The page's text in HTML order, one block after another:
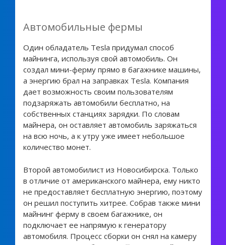
Автомобильные фермы
Один обладатель Tesla придумал способ
майнинга, используя свой автомобиль. Он
создал мини-ферму прямо в багажнике машины,
а энергию брал на заправках Tesla. Компания
дает возможность своим пользователям
подзаряжать автомобили бесплатно, на
собственных станциях зарядки. По словам
майнера, он оставляет автомобиль заряжаться
на всю ночь, а к утру уже имеет небольшое
количество монет.
Второй автомобилист из Новосибирска. Только
в отличие от американского майнера, ему никто
не предоставляет бесплатную энергию, поэтому
он решил поступить хитрее. Собрав также мини
майнинг ферму в своем багажнике, он
подключает ее напрямую к генератору
автомобиля. Процесс сборки он снял на камеру